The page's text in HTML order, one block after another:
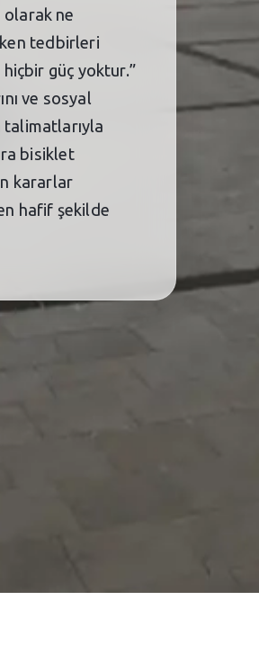
olarak ne
tedbirleri
güç yoktur.”
ve sosyal
talimatlarıyla
bisiklet
kararlar
hafif şekilde